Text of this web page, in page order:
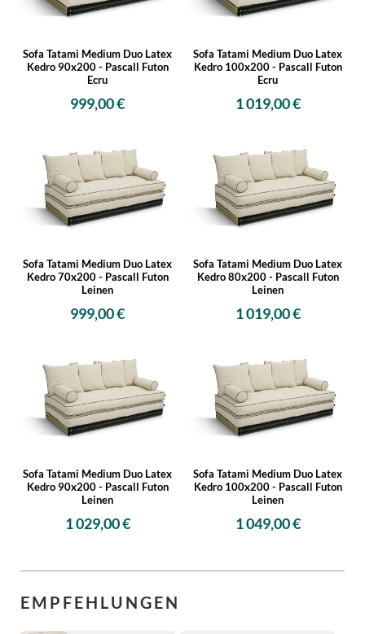
Sofa Tatami Medium Duo Latex
Kedro 90x200 - Pascall Futon
Ecru
999,00 €
Sofa Tatami Medium Duo Latex
Kedro 100x200 - Pascall Futon
Ecru
1 019,00 €
Sofa Tatami Medium Duo Latex
Kedro 70x200 - Pascall Futon
Leinen
999,00 €
Sofa Tatami Medium Duo Latex
Kedro 80x200 - Pascall Futon
Leinen
1 019,00 €
Sofa Tatami Medium Duo Latex
Kedro 90x200 - Pascall Futon
Leinen
1 029,00 €
Sofa Tatami Medium Duo Latex
Kedro 100x200 - Pascall Futon
Leinen
1 049,00 €
EMPFEHLUNGEN